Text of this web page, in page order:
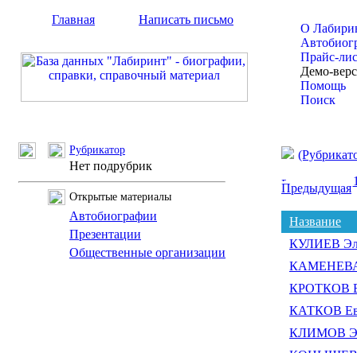
Главная Написать письмо
О
Прайс-
Демо-
Помощь
Поиск
Рубрикатор
Нет подрубрик
Открытые материалы
Автобиографии
Презентации
Общественные организации
Предыдущая
Название
КУЛИЕВ
КАМЕНЕВА
КРОТКОВ
КАТКОВ
КЛИМОВ